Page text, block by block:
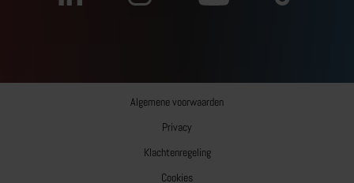
Algemene voorwaarden
Privacy
Klachtenregeling
Cookies